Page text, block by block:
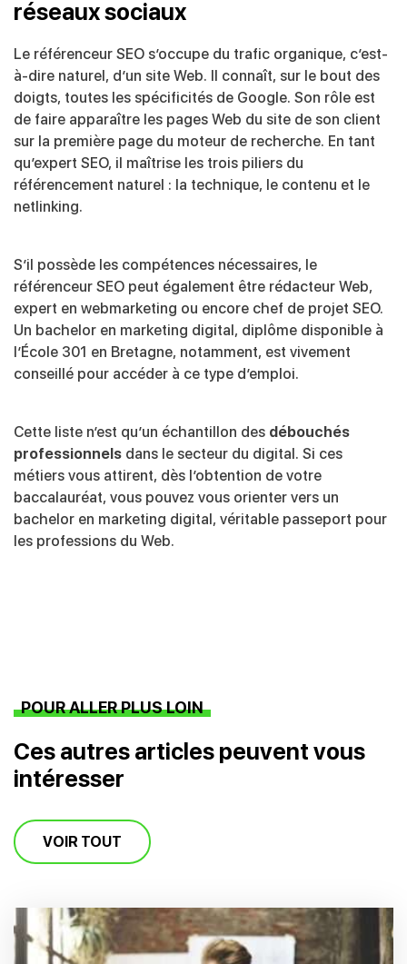
réseaux sociaux
Le référenceur SEO s’occupe du trafic organique, c’est-
à-dire naturel, d’un site Web. Il connaît, sur le bout des
doigts, toutes les spécificités de Google. Son rôle est
de faire apparaître les pages Web du site de son client
sur la première page du moteur de recherche. En tant
qu’expert SEO, il maîtrise les trois piliers du
référencement naturel : la technique, le contenu et le
netlinking.
S’il possède les compétences nécessaires, le
référenceur SEO peut également être rédacteur Web,
expert en webmarketing ou encore chef de projet SEO.
Un bachelor en marketing digital, diplôme disponible à
l’École 301 en Bretagne, notamment, est vivement
conseillé pour accéder à ce type d’emploi.
Cette liste n’est qu’un échantillon des débouchés
professionnels dans le secteur du digital. Si ces
métiers vous attirent, dès l’obtention de votre
baccalauréat, vous pouvez vous orienter vers un
bachelor en marketing digital, véritable passeport pour
les professions du Web.
POUR ALLER PLUS LOIN
Ces autres articles peuvent vous
intéresser
VOIR TOUT